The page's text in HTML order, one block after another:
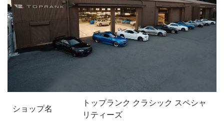
ショップ名
トップランク クラシック スペシャ
リティーズ